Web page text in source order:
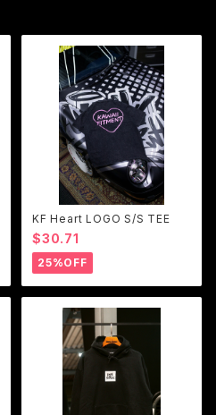
KF Heart LOGO S/S TEE
$30.71
25%OFF